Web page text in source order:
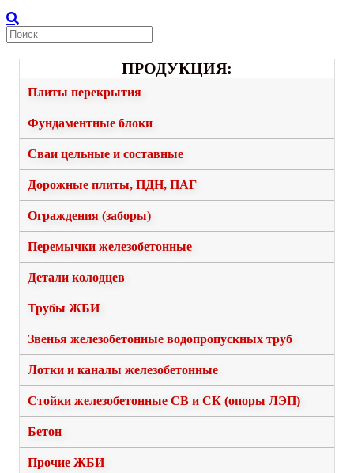
ПРОДУКЦИЯ:
Плиты перекрытия
Фундаментные блоки
Сваи цельные и составные
Дорожные плиты, ПДН, ПАГ
Ограждения (заборы)
Перемычки железобетонные
Детали колодцев
Трубы ЖБИ
Звенья железобетонные водопропускных труб
Лотки и каналы железобетонные
Стойки железобетонные СВ и СК (опоры ЛЭП)
Бетон
Прочие ЖБИ